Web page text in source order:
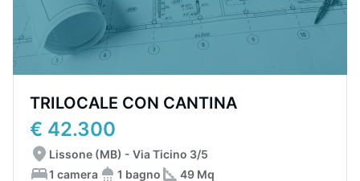
TRILOCALE CON CANTINA
€ 42.300
Lissone (MB) - Via Ticino 3/5
1 camera
1 bagno 49 Mq